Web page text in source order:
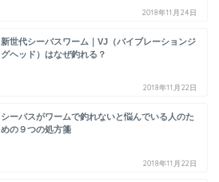
2018年11月24日
新世代シーバスワーム｜VJ（バイブレーションジ
グヘッド）はなぜ釣れる？
2018年11月22日
シーバスがワームで釣れないと悩んでいる人のた
めの９つの処方箋
2018年11月22日